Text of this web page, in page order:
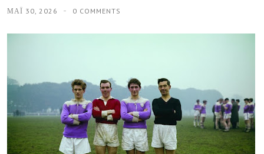
ΜΑΪ́ 30, 2026 0 COMMENTS